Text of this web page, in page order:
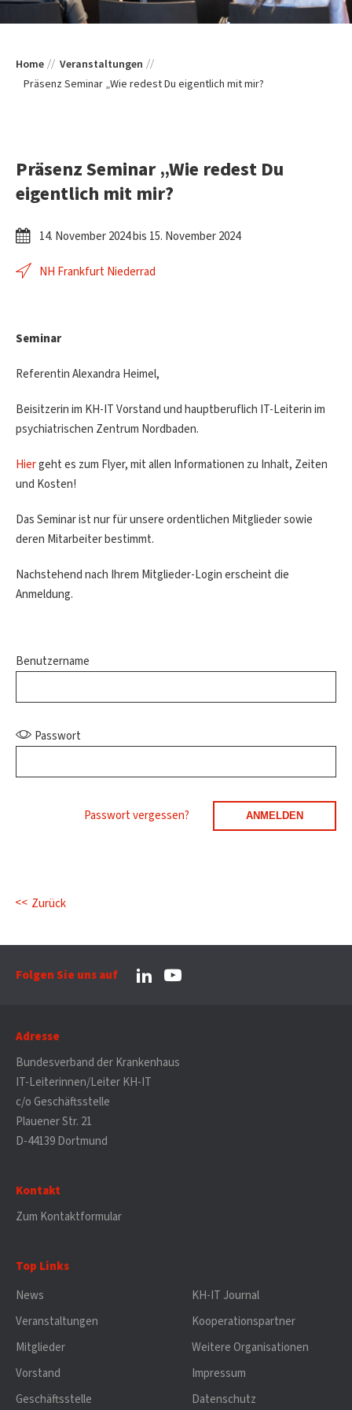
Home
Veranstaltungen
Präsenz Seminar „Wie redest Du eigentlich mit mir?
Präsenz Seminar „Wie redest Du
eigentlich mit mir?
14. November 2024 bis 15. November 2024
NH Frankfurt Niederrad
Seminar
Referentin Alexandra Heimel,
Beisitzerin im KH-IT Vorstand und hauptberuflich IT-Leiterin im
psychiatrischen Zentrum Nordbaden.
Hiergeht es zum Flyer, mit allen Informationen zu Inhalt, Zeiten
und Kosten!
Das Seminar ist nur für unsere ordentlichen Mitglieder sowie
deren Mitarbeiter bestimmt.
Nachstehend nach Ihrem Mitglieder-Login erscheint die
Anmeldung.
Benutzername
Passwort
Passwort vergessen?
Zurück
Folgen Sie uns auf
Adresse
Bundesverband der Krankenhaus
IT-Leiterinnen/Leiter KH-IT
c/o Geschäftsstelle
Plauener Str. 21
D-44139 Dortmund
Kontakt
Zum Kontaktformular
Top Links
News
Veranstaltungen
Mitglieder
Vorstand
Geschäftsstelle
KH-IT Journal
Kooperationspartner
Weitere Organisationen
Impressum
Datenschutz